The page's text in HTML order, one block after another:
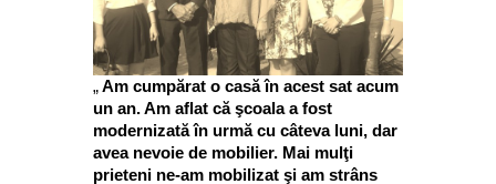
„Am cumpărat o casă în acest sat acum
un an. Am aflat că şcoala a fost
modernizată în urmă cu câteva luni, dar
avea nevoie de mobilier. Mai mulţi
prieteni ne-am mobilizat şi am strâns